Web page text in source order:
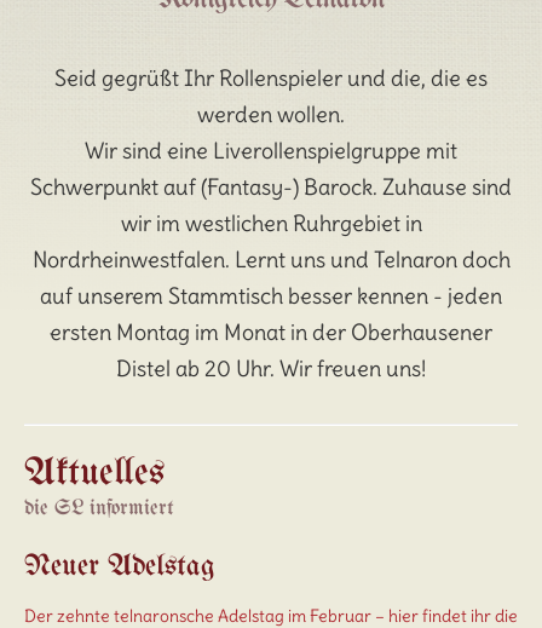
Seid gegrüßt Ihr Rollenspieler und die, die es
werden wollen.
Wir sind eine Liverollenspielgruppe mit
Schwerpunkt auf (Fantasy-) Barock. Zuhause sind
wir im westlichen Ruhrgebiet in
Nordrheinwestfalen. Lernt uns und Telnaron doch
auf unserem Stammtisch besser kennen - jeden
ersten Montag im Monat in der Oberhausener
Distel ab 20 Uhr. Wir freuen uns!
Aktuelles
die SL informiert
Neuer Adelstag
Der zehnte telnaronsche Adelstag im Februar – hier findet ihr die